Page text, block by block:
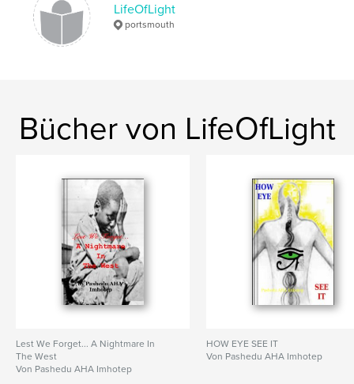
LifeOfLight
portsmouth
Bücher von LifeOfLight
Lest We Forget... A Nightmare In
The West
Von Pashedu AHA Imhotep
HOW EYE SEE IT
Von Pashedu AHA Imhotep